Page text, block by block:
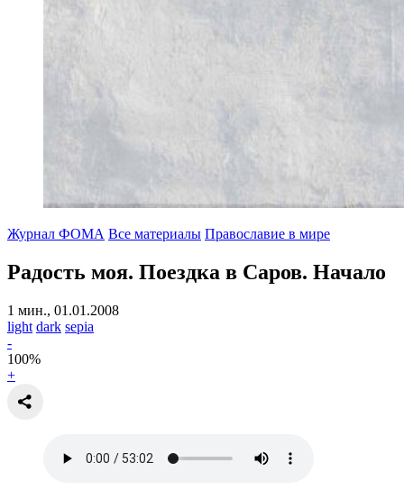
Журнал ФОМА Все материалы Православие в мире
Радость моя. Поездка в Саров. Начало
1 мин., 01.01.2008
light dark sepia
-
100%
+